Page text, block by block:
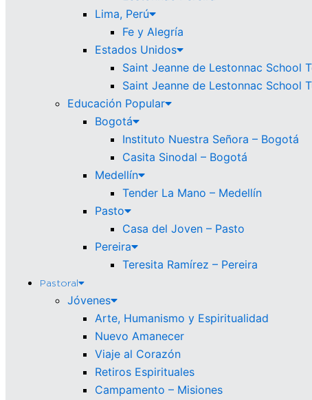
Lima, Perú
Fe y Alegría
Estados Unidos
Saint Jeanne de Lestonnac School
Saint Jeanne de Lestonnac School
Educación Popular
Bogotá
Instituto Nuestra Señora – Bogotá
Casita Sinodal – Bogotá
Medellín
Tender La Mano – Medellín
Pasto
Casa del Joven – Pasto
Pereira
Teresita Ramírez – Pereira
Pastoral
Jóvenes
Arte, Humanismo y Espiritualidad
Nuevo Amanecer
Viaje al Corazón
Retiros Espirituales
Campamento – Misiones